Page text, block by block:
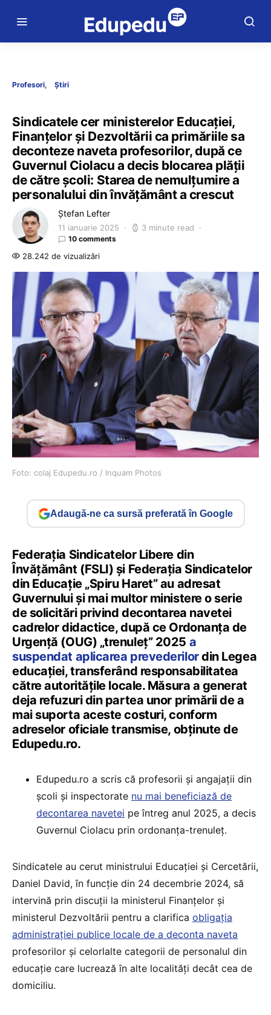
Profesori Știri
Sindicatele cer ministerelor Educației,
Finanțelor și Dezvoltării ca primăriile sa
deconteze naveta profesorilor, după ce
Guvernul Ciolacu a decis blocarea plății
de către școli: Starea de nemulțumire a
personalului din învățământ a crescut
Ștefan Lefter
11 ianuarie 2025 3 minute read
10 comments
28.242 de vizualizări
Foto: colaj Edupedu.ro / Inquam Photos
Adaugă-ne ca sursă preferată în Google
Federația Sindicatelor Libere din
Învățământ (FSLI) și Federația Sindicatelor
din Educație „Spiru Haret” au adresat
Guvernului și mai multor ministere o serie
de solicitări privind decontarea navetei
cadrelor didactice, după ce Ordonanța de
Urgență (OUG) „trenuleț” 2025 a
suspendat aplicarea prevederilordin Legea
educației, transferând responsabilitatea
către autoritățile locale. Măsura a generat
deja refuzuri din partea unor primării de a
mai suporta aceste costuri, conform
adreselor oficiale transmise, obținute de
Edupedu.ro.
Edupedu.ro a scris că profesorii și angajații din
școli și inspectorate nu mai beneficiază de
decontarea navetei pe întreg anul 2025, a decis
Guvernul Ciolacu prin ordonanța-trenuleț.
Sindicatele au cerut ministrului Educației și Cercetării,
Daniel David, în funcție din 24 decembrie 2024, să
intervină prin discuții la ministerul Finanțelor și
ministerul Dezvoltării pentru a clarifica obligația
administrației publice locale de a deconta naveta
profesorilor și celorlalte categorii de personalul din
educație care lucrează în alte localități decât cea de
domiciliu.